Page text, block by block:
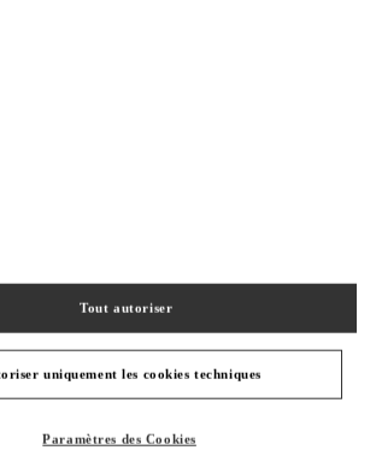
5F
06-6313-7381
À 10:00 AM
uniquement les cookies techniques
Tout autoriser
Paramètres des Cookies